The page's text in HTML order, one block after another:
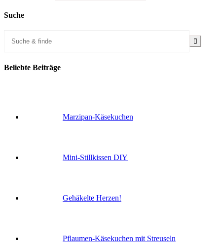
Suche
Beliebte Beiträge
Marzipan-Käsekuchen
Mini-Stillkissen DIY
Gehäkelte Herzen!
Pflaumen-Käsekuchen mit Streuseln